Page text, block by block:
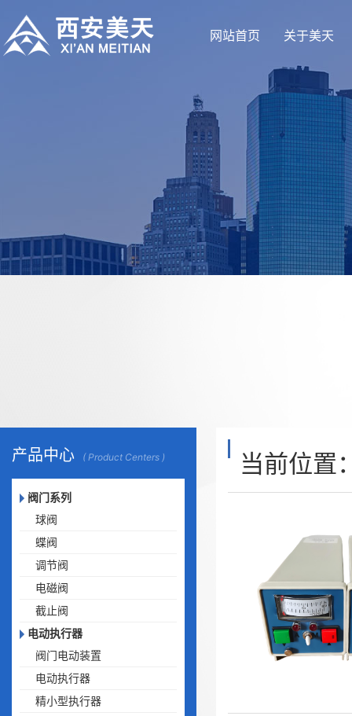
网站首页 关于美天
产品中心 ( Product Centers )
阀门系列
球阀
蝶阀
调节阀
电磁阀
截止阀
电动执行器
阀门电动装置
电动执行器
精小型执行器
当前位置